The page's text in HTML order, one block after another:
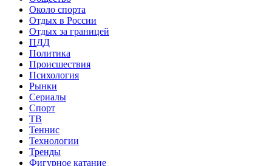
Около спорта
Отдых в России
Отдых за границей
ПДД
Политика
Происшествия
Психология
Рынки
Сериалы
Спорт
ТВ
Теннис
Технологии
Тренды
Фигурное катание